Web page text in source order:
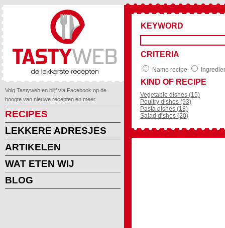
Volg Tastyweb en blijf via Facebook op de
hoogte van nieuwe recepten en meer.
RECIPES
LEKKERE ADRESJES
ARTIKELEN
WAT ETEN WIJ
BLOG
KEYWORD
CRITERIA
Name recipe
KIND OF RECIPE
Vegetable dishes (15)
Poultry dishes (93)
Pasta dishes (18)
Salad dishes (20)